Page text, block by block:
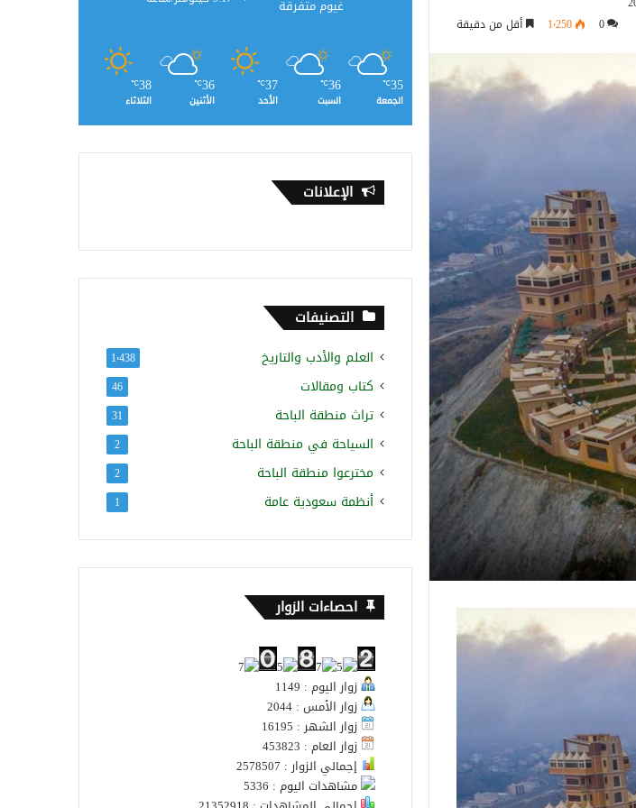
0
1٬250 أقل من دقيقة
غيوم متفرقة
35
℃
الجمعة
36
℃
السبت
37
℃
الأحد
36
℃
الأثنين
38
℃
الثلاثاء
الإعلانات
التصنيفات
العلم والأدب والتاريخ 1٬438
كتاب ومقالات 46
تراث منطقة الباحة 31
السياحة في منطقة الباحة 2
مخترعوا منطقة الباحة 2
أنظمة سعودية عامة 1
احصاءات الزوار
زوار اليوم : 1149
زوار الأمس : 2044
زوار الشهر : 16195
زوار العام : 453823
إجمالي الزوار : 2578507
مشاهدات اليوم : 5336